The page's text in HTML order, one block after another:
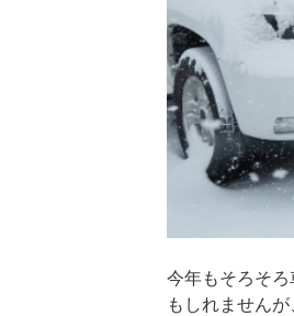
今年もそろそ
もしれません